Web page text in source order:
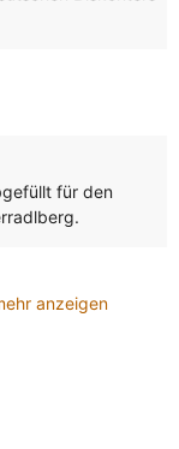
für den
anzeigen